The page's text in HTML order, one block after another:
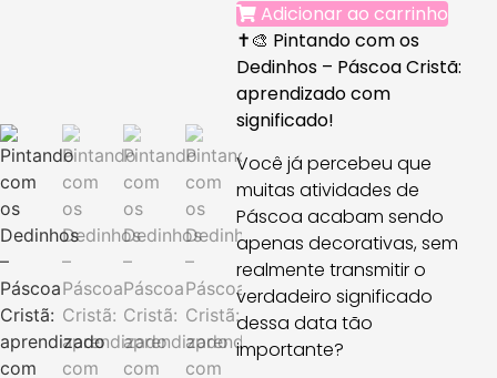
Adicionar ao carrinho
✝🎨 Pintando com os
Dedinhos – Páscoa Cristã:
aprendizado com
significado!
Você já percebeu que
muitas atividades de
Páscoa acabam sendo
apenas decorativas, sem
realmente transmitir o
verdadeiro significado
dessa data tão
importante?